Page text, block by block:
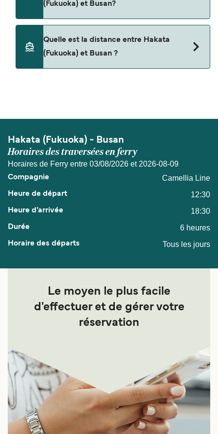
(Fukuoka) et Busan?
pas autorisés à bord pour les traversées entre
Hakata (Fukuoka) et Busan.
Quelle est la distance entre Hakata
(Fukuoka) et Busan ?
Hakata (Fukuoka) - Busan
Horaires des traversées en ferry
Horaires de Ferry entre 03/08/2026 et 2026-08-09
Camellia Line
12:30
18:30
6 heures
Tous les jours
Le moyen le plus facile
d'effectuer et de gérer votre
réservation